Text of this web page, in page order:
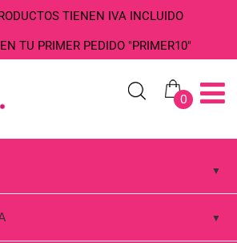
TIENEN IVA INCLUIDO
TU PRIMER PEDIDO "PRIMER10"
0